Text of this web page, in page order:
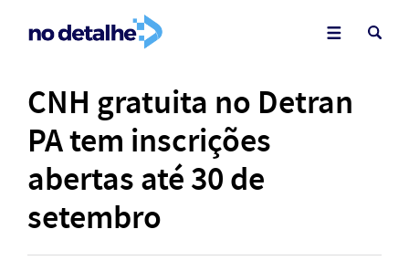
CNH gratuita no Detran
PA tem inscrições
abertas até 30 de
setembro